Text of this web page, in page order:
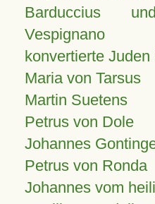
Barduccius
Vespignano
konvertierte Juden
Maria von Tarsus
Martin Suetens
Petrus von Dole
Johannes
Petrus von Ronda
Johannes vom